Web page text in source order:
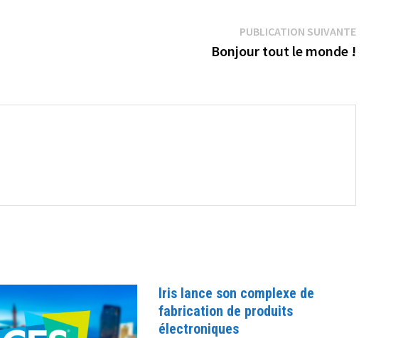
PUBLICATION SUIVANTEPublication
suivante :
Bonjour tout le monde !
Iris lance son complexe de
fabrication de produits
électroniques